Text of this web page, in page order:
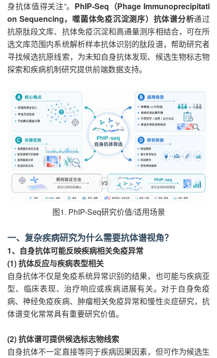
身抗体值得关注”。 PhIP-Seq（Phage Immunoprecipitati
on Sequencing，噬菌体免疫沉淀测序）抗体谱分析通过
抗原肽段文库、抗体免疫沉淀和高通量测序相结合，可在所
选文库范围内系统解析样本抗体识别的肽段谱，帮助研究者
寻找候选抗原线索，为未知自身抗体发现、候选生物标志物
探索和疾病机制研究提供前端数据支持。
图1. PhIP-Seq研究价值/适用场景
一、复杂疾病研究为什么需要抗体谱视角？
1、自身抗体可能反映疾病相关免疫异常
(1) 抗体反应与疾病表型相关
自身抗体不仅是免疫系统异常识别的结果，也可能与疾病亚
型、临床表现、治疗响应或疾病进展有关。对于自身免疫
病、神经免疫疾病、肿瘤相关免疫异常和慢性炎症研究，抗
体谱变化常常具有重要研究价值。
(2) 抗体谱可提供候选标志物线索
自身抗体不一定直接等同于疾病因果因素，但可作为候选生